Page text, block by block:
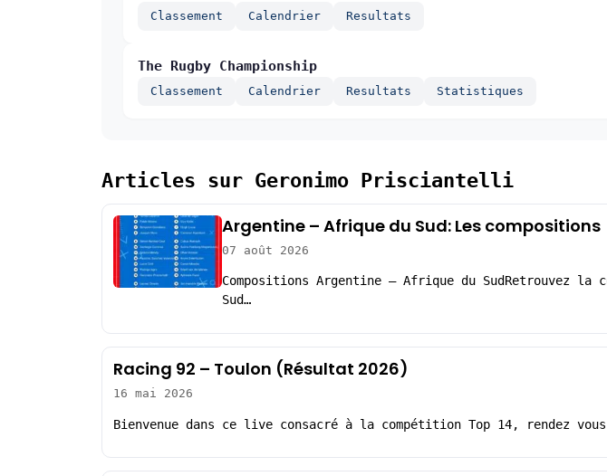
Classement Calendrier Resultats
The Rugby Championship
Classement Calendrier Resultats Statistiques
Articles sur Geronimo Prisciantelli
Argentine – Afrique du Sud: Les compositions
07 août 2026
Compositions Argentine – Afrique du SudRetrouvez
Sud…
Racing 92 – Toulon (Résultat 2026)
16 mai 2026
Bienvenue dans ce live consacré à la compétition Top 14, rendez